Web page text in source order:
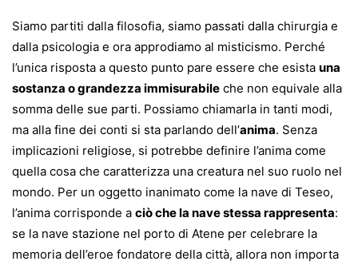
Siamo partiti dalla filosofia, siamo passati dalla chirurgia e
dalla psicologia e ora approdiamo al misticismo. Perché
l’unica risposta a questo punto pare essere che esista una
sostanza o grandezza immisurabile che non equivale alla
somma delle sue parti. Possiamo chiamarla in tanti modi,
ma alla fine dei conti si sta parlando dell’anima. Senza
implicazioni religiose, si potrebbe definire l’anima come
quella cosa che caratterizza una creatura nel suo ruolo nel
mondo. Per un oggetto inanimato come la nave di Teseo,
l’anima corrisponde a ciò che la nave stessa rappresenta:
se la nave stazione nel porto di Atene per celebrare la
memoria dell’eroe fondatore della città, allora non importa